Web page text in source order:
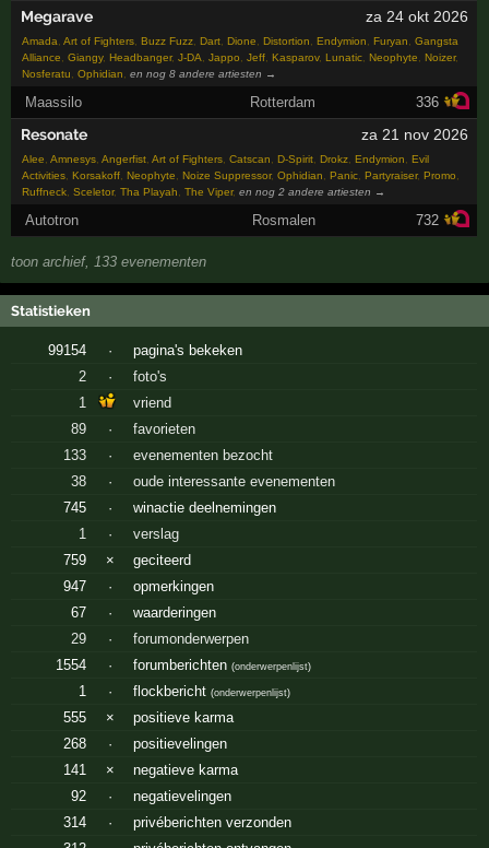
Megarave za 24 okt 2026
Amada,Art of Fighters,Buzz Fuzz,Dart,Dione,Distortion,Endymion,Furyan,Gangsta
Alliance,Giangy,Headbanger,J-DA,Jappo,Jeff,Kasparov,Lunatic,Neophyte,Noizer,
Nosferatu,Ophidian,en nog 8 andere artiesten →
Maassilo Rotterdam 336
Resonate za 21 nov 2026
Alee,Amnesys,Angerfist,Art of Fighters,Catscan,D-Spirit,Drokz,Endymion,Evil
Activities,Korsakoff,Neophyte,Noize Suppressor,Ophidian,Panic,Partyraiser,Promo,
Ruffneck,Sceletor,Tha Playah,The Viper,en nog 2 andere artiesten →
Autotron Rosmalen 732
toon archief, 133 evenementen
Statistieken
99154 ·
pagina's bekeken
2
·
foto's
1
vriend
89
·
favorieten
133
·
evenementen bezocht
38
·
oude interessante evenementen
745
·
winactie deelnemingen
1
·
verslag
759
×
geciteerd
947
·
opmerkingen
67
·
waarderingen
29
·
forumonderwerpen
1554
· forumberichten(onderwerpenlijst)
1 · flockbericht(onderwerpenlijst)
555 ×
positieve karma
268
·
positievelingen
141
×
negatieve karma
92
·
negatievelingen
314
·
privéberichten verzonden